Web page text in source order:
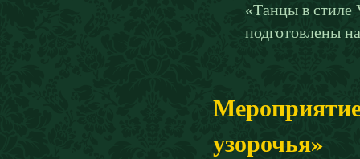
«Танцы в стиле
подготовлены
узорочья»